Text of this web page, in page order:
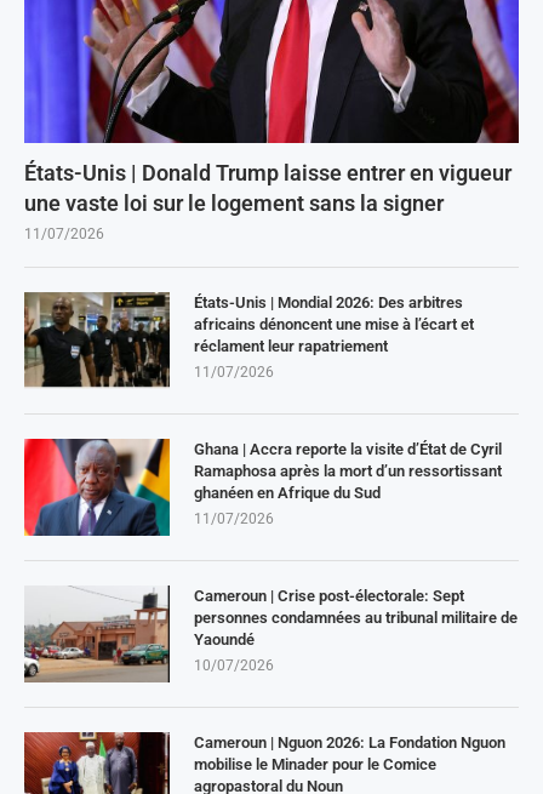
États-Unis | Donald Trump laisse entrer en vigueur
une vaste loi sur le logement sans la signer
11/07/2026
États-Unis | Mondial 2026: Des arbitres
africains dénoncent une mise à l’écart et
réclament leur rapatriement
11/07/2026
Ghana | Accra reporte la visite d’État de Cyril
Ramaphosa après la mort d’un ressortissant
ghanéen en Afrique du Sud
11/07/2026
Cameroun | Crise post-électorale: Sept
personnes condamnées au tribunal militaire de
Yaoundé
10/07/2026
Cameroun | Nguon 2026: La Fondation Nguon
mobilise le Minader pour le Comice
agropastoral du Noun